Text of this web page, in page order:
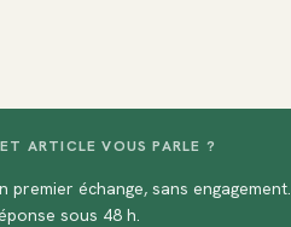
ARTICLE VOUS PARLE ?
premier échange, sans engagement.
sous 48 h.